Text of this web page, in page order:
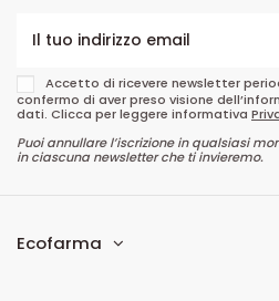
Accetto di ricevere newsletter
confermo di aver preso visione
dati. Clicca per leggere informativa
Puoi annullare l’iscrizione in qualsiasi
in ciascuna newsletter che ti invieremo.
Ecofarma